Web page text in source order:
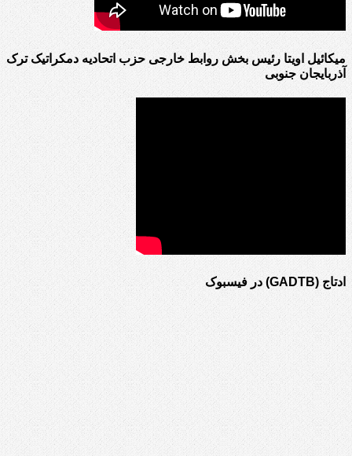
میکائیل اویتا رئیس بخش روابط خارجی حزب اتحادیه دمکراتیک ترک
آذربایجان جنوبی
ادتاج (GADTB) در فیسبوک